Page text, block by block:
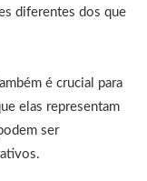
diferentes dos que
é crucial para
elas representam
ser